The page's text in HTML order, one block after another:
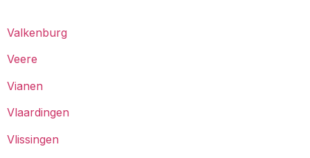
Valkenburg
Veere
Vianen
Vlaardingen
Vlissingen